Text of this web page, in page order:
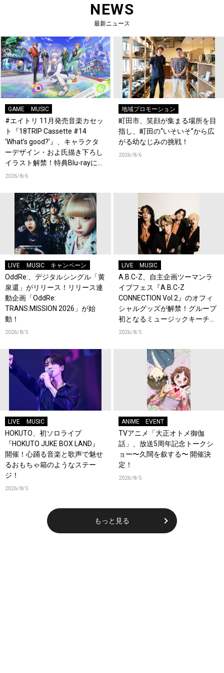
NEWS
最新ニュース
GAME MUSIC
#エイトリ 11月発売音楽カセッ
ト『18TRIP Cassette #14
‘What’s good?’』、キャラクタ
ーデザイン・およ氏描き下ろし
イラスト解禁！特典Blu-rayには
『HAMAツアーズ全体会議』が
2026/8/6
地域プロモーション
町田市、笑顔が集まる場所を目
指し、町田の“いそいそ”から広
がる幼なじみの挑戦！
2026/8/6
LIVE MUSIC キャンペーン
OddRe:、デジタルシングル「黄
泉還」がリリース！リリース連
動企画「OddRe:
TRANS:MISSION 2026」が始
動！
2026/8/5
LIVE MUSIC
A.B.C-Z、自主企画ツーマンラ
イブフェス『A.B.C-Z
CONNECTION Vol.2』のオフィ
シャルグッズが解禁！グループ
初となるミュージックキーチェ
ーンが登場！
2026/8/5
LIVE MUSIC
HOKUTO、初ソロライブ
『HOKUTO JUKE BOX LAND』
開催！心踊る音楽と歌声で魅せ
るおもちゃ箱のようなステー
ジ！
2026/8/5
ANIME EVENT
TVアニメ「大正オトメ御伽
話」、放送5周年記念トークシ
ョー〜久闊を叙する〜 開催決
定！
2026/8/5
もっと見る